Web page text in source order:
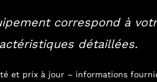
correspond à
détaillées.
et prix à jour – informations